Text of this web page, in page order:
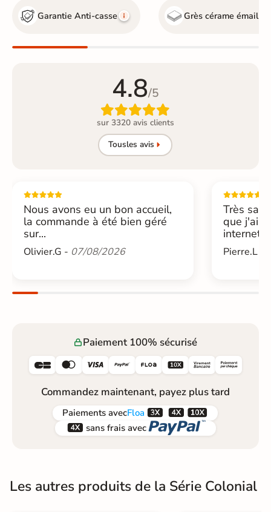
Garantie Anti-casse Grès cérame émaillé
4.8/5

sur 3320 avis clients
Tousles avis
Nous avons eu un bon accueil,
la commande à été bien géré
sur...
Olivier.G - 07/08/2026
Très
que j'ai
internet....
Pierre.L -
Paiement 100% sécurisé
     
Commandez maintenant, payez plus tard
Paiements avecFloa  
 sans frais avec 
Les autres produits de la Série Colonial